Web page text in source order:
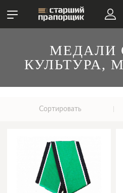
МЕДАЛИ
КУЛЬТУРА,
Сортировать